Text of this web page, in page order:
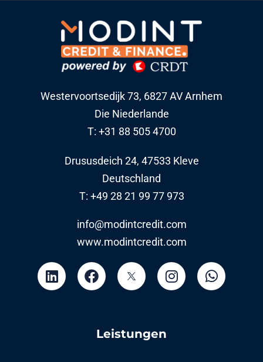
Westervoortsedijk 73, 6827 AV Arnhem
Die Niederlande
T: +31 88 505 4700
Drususdeich 24, 47533 Kleve
Deutschland
T: +49 28 21 99 77 973
info@modintcredit.com
www.modintcredit.com
Leistungen